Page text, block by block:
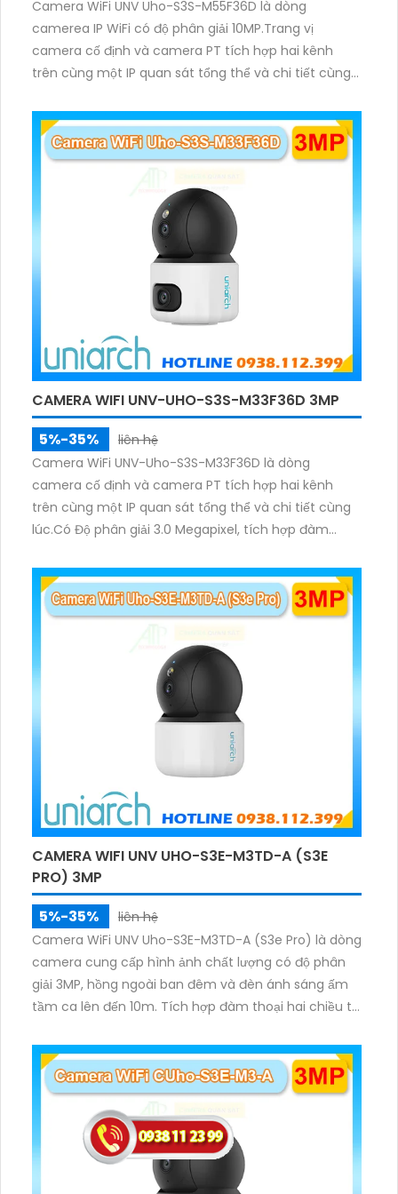
Camera WiFi UNV Uho-S3S-M55F36D là dòng
camerea IP WiFi có độ phân giải 10MP.Trang vị
camera cố định và camera PT tích hợp hai kênh
trên cùng một IP quan sát tổng thể và chi tiết cùng
ánh sáng. Kết hợp hồng ngoại và đèn ấm cho hình
ảnh có màu trong nhiều điều kiện khác nhau trong
phạm vi 3m.
CAMERA WIFI UNV-UHO-S3S-M33F36D 3MP
5%-35%
liên hệ
Camera WiFi UNV-Uho-S3S-M33F36D là dòng
camera cố định và camera PT tích hợp hai kênh
trên cùng một IP quan sát tổng thể và chi tiết cùng
lúc.Có Độ phân giải 3.0 Megapixel, tích hợp đàm
sáng ấm lên đến 10m.
CAMERA WIFI UNV UHO-S3E-M3TD-A (S3E
PRO) 3MP
5%-35%
liên hệ
Camera WiFi UNV Uho-S3E-M3TD-A (S3e Pro) là dòng
camera cung cấp hình ảnh chất lượng có độ phân
giải 3MP, hồng ngoài ban đêm và đèn ánh sáng ấm
tầm ca lên đến 10m. Tích hợp đàm thoại hai chiều to